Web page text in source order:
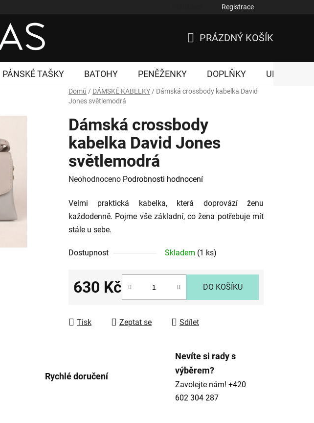
Registrace
KOŠÍK
PRÁZDNÝ KOŠÍK
PÁNSKÉ TAŠKY BATOHY PENĚŽENKY DOPLŇKY UNISEX
Domů / DÁMSKÉ KABELKY / Dámská crossbody kabelka David
Jones světlemodrá
Dámská crossbody
kabelka David Jones
světlemodrá
Průměrné
produktu
je
0,0
5
Neohodnoceno Podrobnosti hodnocení
Velmi praktická kabelka, která doprovází ženu
každodenně. Pojme vše základní, co žena potřebuje mít
stále u sebe.
Dostupnost Skladem (1 ks)
630 Kč DO KOŠÍKU
Tisk Zeptat se Sdílet
Rychlé doručení
Nevíte si rady s
výběrem?
Zavolejte nám! +420
602 304 287